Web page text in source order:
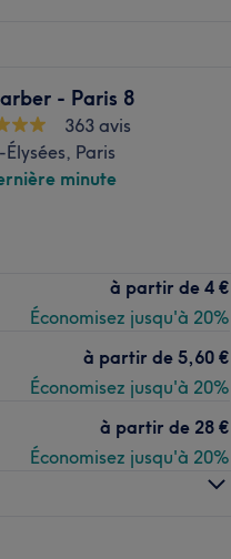
un institut moderne où
visage et les soins du
arrondissement de Paris,
Champs-Élysées. Ce
que des soins des
L'équipe
et Toon, est dédiée à
D. Roosevelt.
- Paris 8
363 avis
Paris
minute
à partir de 4 €
Économisez jusqu'à 20%
à partir de 5,60 €
Économisez jusqu'à 20%
à partir de 28 €
Économisez jusqu'à 20%